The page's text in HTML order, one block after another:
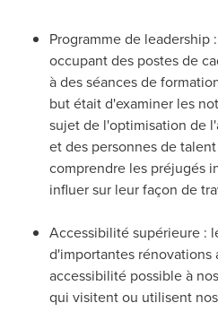
Programme de leadership
occupant des postes de
à des séances de
but était d'examiner les
sujet de l'optimisation de
et des personnes de
comprendre les préjugés
influer sur leur façon de
Accessibilité supérieure :
d'importantes
accessibilité possible à
qui visitent ou utilisent